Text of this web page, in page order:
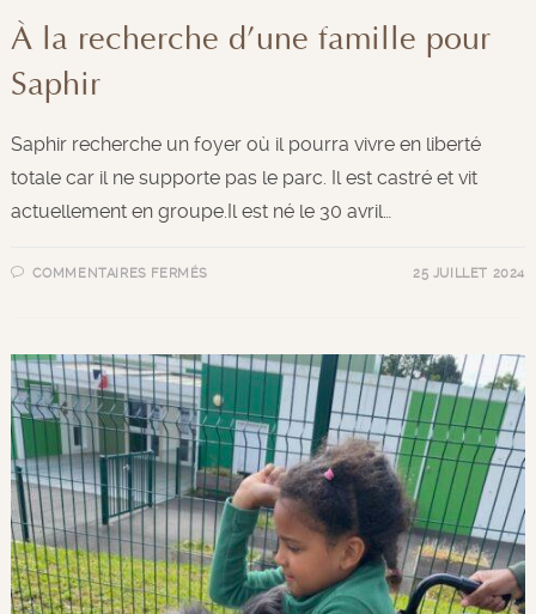
À la recherche d’une famille pour
Saphir
Saphir recherche un foyer où il pourra vivre en liberté
totale car il ne supporte pas le parc. Il est castré et vit
actuellement en groupe.Il est né le 30 avril…
COMMENTAIRES FERMÉS 25 JUILLET 2024